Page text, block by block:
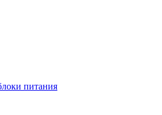
питания